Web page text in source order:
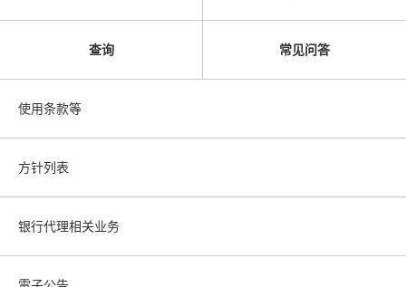
查询 常见问答
使用条款等
方针列表
银行代理相关业务